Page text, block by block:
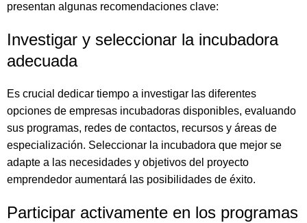
presentan algunas recomendaciones clave:
Investigar y seleccionar la incubadora
adecuada
Es crucial dedicar tiempo a investigar las diferentes
opciones de empresas incubadoras disponibles, evaluando
sus programas, redes de contactos, recursos y áreas de
especialización. Seleccionar la incubadora que mejor se
adapte a las necesidades y objetivos del proyecto
emprendedor aumentará las posibilidades de éxito.
Participar activamente en los programas